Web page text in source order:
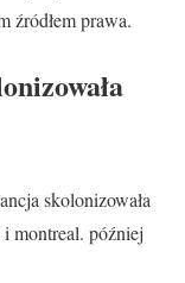
źródłem prawa.
skolonizowała
i montreal. później